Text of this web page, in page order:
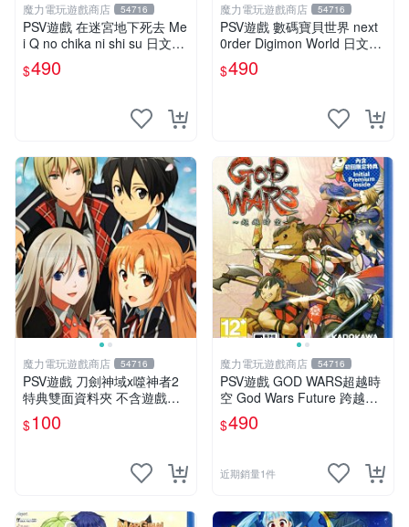
魔力電玩遊戲商店 54716
PSV遊戲 在迷宮地下死去 Me
i Q no chika ni shi su 日文亞
版 【板橋魔力】
$490
魔力電玩遊戲商店 54716
PSV遊戲 數碼寶貝世界 next
0rder Digimon World 日文日
版 【板橋魔力】
$490
魔力電玩遊戲商店 54716
PSV遊戲 刀劍神域x噬神者2
特典雙面資料夾 不含遊戲光
碟【板橋魔力】
$100
魔力電玩遊戲商店 54716
PSV遊戲 GOD WARS超越時
空 God Wars Future 跨越時
空 中文亞版【板橋魔力】
$490
近期銷量1件